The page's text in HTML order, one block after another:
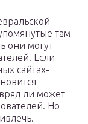
там
они могут
Если
сайтах-
ли может
Но